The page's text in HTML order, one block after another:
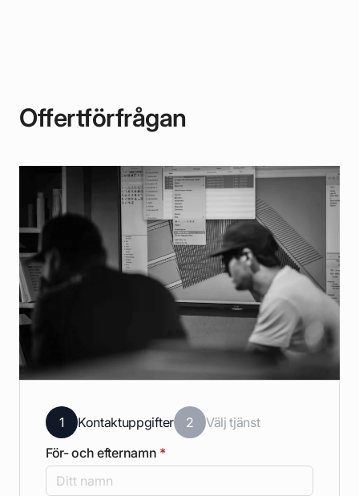
Offertförfrågan
1 Kontaktuppgifter 2
Välj tjänst
För- och efternamn *